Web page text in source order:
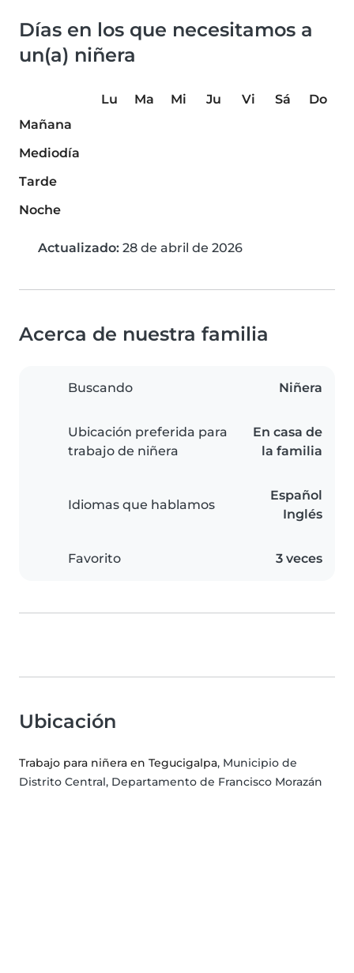
Días en los que necesitamos a
un(a) niñera
Lu Ma Mi Ju Vi Sá
Do
Mañana
Mediodía
Tarde
Noche
Actualizado: 28 de abril de 2026
Acerca de nuestra familia
Buscando Niñera
Ubicación preferida para
trabajo de niñera
En casa de
la familia
Idiomas que hablamos
Español
Inglés
Favorito 3 veces
Ubicación
Trabajo para niñera en Tegucigalpa, Municipio de
Distrito Central, Departamento de Francisco Morazán